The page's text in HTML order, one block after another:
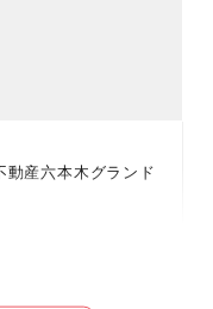
産六本木グランド